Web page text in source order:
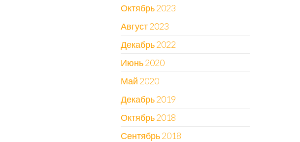
Октябрь 2023
Август 2023
Декабрь 2022
Июнь 2020
Май 2020
Декабрь 2019
Октябрь 2018
Сентябрь 2018